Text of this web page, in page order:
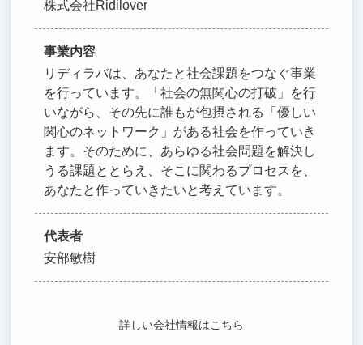
株式会社Ridilover
事業内容
リディラバは、あなたと社会課題をつなぐ事業
を行っています。「社会の無関心の打破」を行
いながら、その先に誰もが包摂される「優しい
関心のネットワーク」がある社会を作っていき
ます。そのために、あらゆる社会問題を解決し
うる課題ととらえ、そこに関わるプロセスを、
あなたと作っていきたいと考えています。
代表者
安部敏樹
詳しい会社情報はこちら